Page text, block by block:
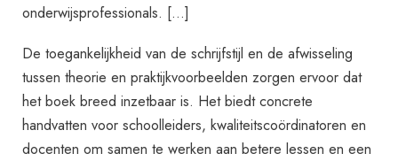
onderwijsprofessionals. […]
De toegankelijkheid van de schrijfstijl en de afwisseling
tussen theorie en praktijkvoorbeelden zorgen ervoor dat
het boek breed inzetbaar is. Het biedt concrete
handvatten voor schoolleiders, kwaliteitscoördinatoren en
docenten om samen te werken aan betere lessen en een